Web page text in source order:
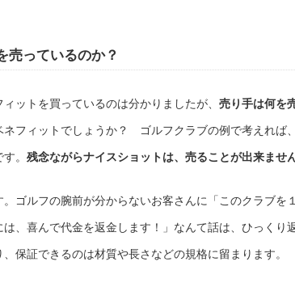
売っているのか？
ットを買っているのは分かりましたが、 売り手は何を
ネフィットでしょうか？ ゴルフクラブの例で考えれば
。 残念ながらナイスショットは、売ることが出来ません
。ゴルフの腕前が分からないお客さんに「このクラブを
は、喜んで代金を返金します！」なんて話は、ひっくり
保証できるのは材質や長さなどの規格に留まります。